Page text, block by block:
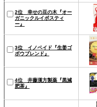
2位 幸せの豆の木『オー
ガニックルイボスティ
ー』
3位 イノベイド『生姜ゴ
ボウブレンド』
4位 井藤漢方製薬『黒減
肥茶』